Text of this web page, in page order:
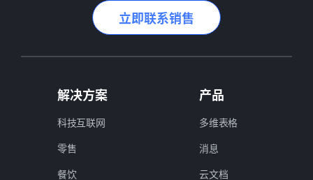
立即联系销售
解决方案
科技互联网
零售
餐饮
产品
多维表格
消息
云文档